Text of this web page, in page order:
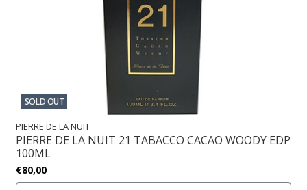
SOLD OUT
PIERRE DE LA NUIT
PIERRE DE LA NUIT 21 TABACCO CACAO WOODY EDP
100ML
€80,00